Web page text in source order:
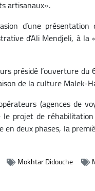
artisanaux».
d’une
d’Ali Mendjeli, à
présidé l’ouverture
de la culture Malek-
(agences de
projet de
deux phases, la
Mokhtar Didouche